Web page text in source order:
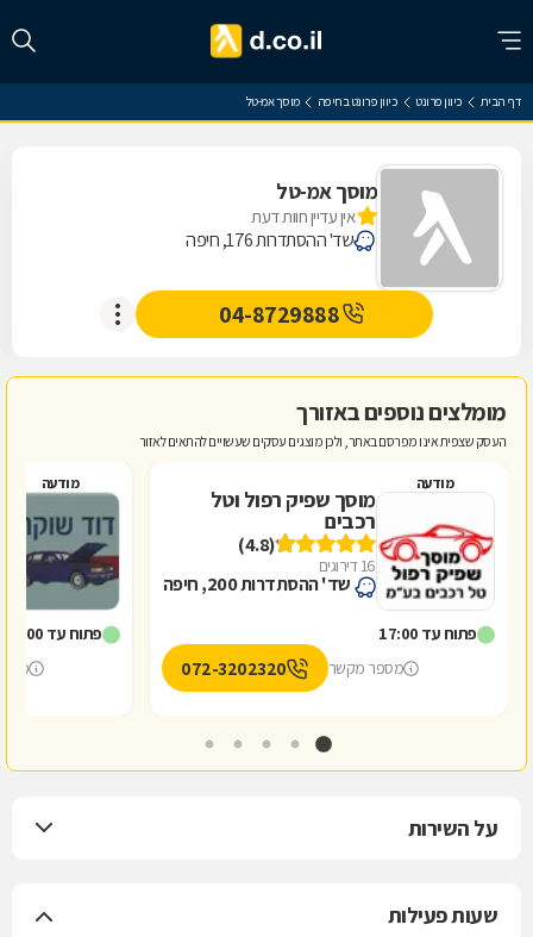
דף הבית כיוון פרונט כיוון פרונט בחיפה מוסך אמ-טל
מוסך אמ-טל
אין עדיין חוות דעת
שד' ההסתדרות 176, חיפה
04-8729888
מומלצים נוספים באזורך
העסק שצפית אינו מפרסם באתר, ולכן מוצגים עסקים שעשויים להתאים לאזור
מודעה
מוסך שפיק רפול וטל
רכבים
(4.8)
16 דירוגים
שד' ההסתדרות 200, חיפה
פתוח עד 17:00
מספר מקשר
072-3202320
מודעה
פתוח עד 16:00
על השירות
שעות פעילות